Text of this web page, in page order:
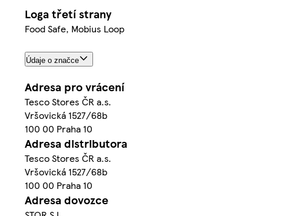
Loga třetí strany
Food Safe, Mobius Loop
Údaje o značce
Adresa pro vrácení
Tesco Stores ČR a.s.
Vršovická 1527/68b
100 00 Praha 10
Adresa distributora
Tesco Stores ČR a.s.
Vršovická 1527/68b
100 00 Praha 10
Adresa dovozce